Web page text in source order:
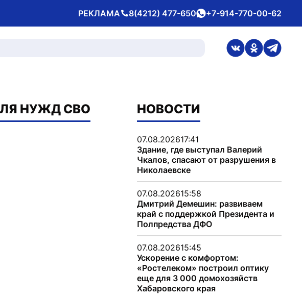
РЕКЛАМА
Телефон 8(4212) 477-650whatsApp
+7-914-770-00-62
ссылка на
ссылка на
НУЖД СВО
НОВОСТИ
07.08.202617:41
Здание, где выступал Валерий
Чкалов, спасают от разрушения в
Николаевске
07.08.202615:58
Дмитрий Демешин: развиваем
край с поддержкой Президента и
Полпредства ДФО
07.08.202615:45
Ускорение с комфортом:
«Ростелеком» построил оптику
еще для 3 000 домохозяйств
Хабаровского края